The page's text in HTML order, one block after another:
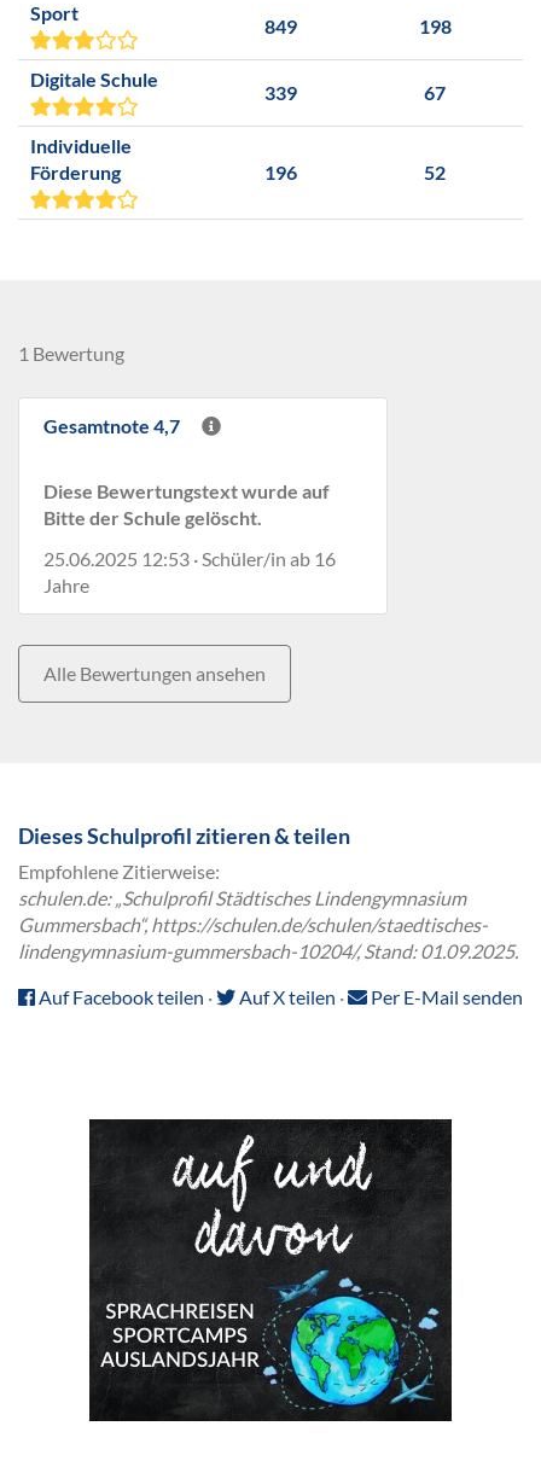
Sport
849 198
Digitale Schule
339 67
Individuelle
Förderung
196 52
1 Bewertung
Gesamtnote 4,7
Diese Bewertungstext wurde auf
Bitte der Schule gelöscht.
25.06.2025 12:53 · Schüler/in ab 16
Jahre
Alle Bewertungen ansehen
Dieses Schulprofil zitieren & teilen
Empfohlene Zitierweise:
schulen.de: „Schulprofil Städtisches Lindengymnasium
Gummersbach“, https://schulen.de/schulen/staedtisches-
lindengymnasium-gummersbach-10204/, Stand: 01.09.2025.
Auf Facebook teilen · Auf X teilen · Per E-Mail senden